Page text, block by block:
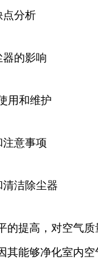
点分析
的影响
用和维护
意事项
洁除尘器
的提高，对空气
其能够净化室内